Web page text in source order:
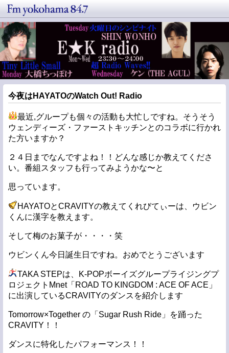
今夜はHAYATOのWatch Out! Radio
最近,グループも個々の活動も大忙しですね。そうそう
ウェンディーズ・ファーストキッチンとのコラボに行かれ
た方いますか？
２４日までなんですよね！！どんな感じか教えてくださ
い。番組スタッフも行ってみようかな〜と
思っています。
HAYATOとCRAVITYの教えてくれびてぃーは、ウビン
くんに漢字を教えます。
そして梅のお菓子が・・・・笑
ウビンくん今日誕生日ですね。おめでとうございます
TAKA STEPは、K-POPボーイズグループライジングプ
ロジェクトMnet「ROAD TO KINGDOM : ACE OF ACE」
に出演しているCRAVITYのダンスを紹介します
Tomorrow×Together の「Sugar Rush Ride」を踊った
CRAVITY！！
ダンスに特化したパフォーマンス！！